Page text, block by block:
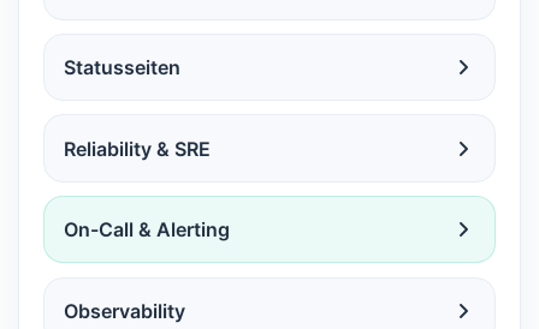
Statusseiten
Reliability & SRE
On-Call & Alerting
Observability